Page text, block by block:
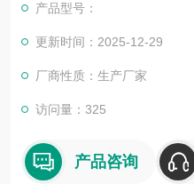
产品型号：
更新时间：2025-12-29
厂商性质：生产厂家
访问量：325
产品咨询